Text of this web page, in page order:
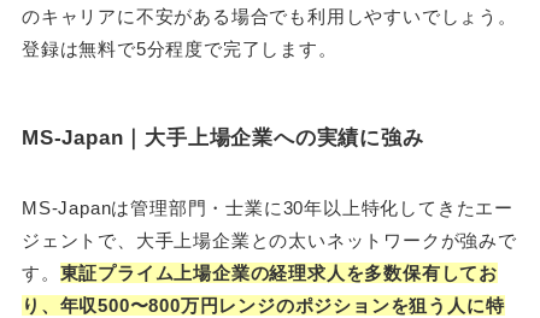
のキャリアに不安がある場合でも利用しやすいでしょう。
登録は無料で5分程度で完了します。
MS-Japan｜大手上場企業への実績に強み
MS-Japanは管理部門・士業に30年以上特化してきたエー
ジェントで、大手上場企業との太いネットワークが強みで
す。 東証プライム上場企業の経理求人を多数保有してお
り、年収500〜800万円レンジのポジションを狙う人に特